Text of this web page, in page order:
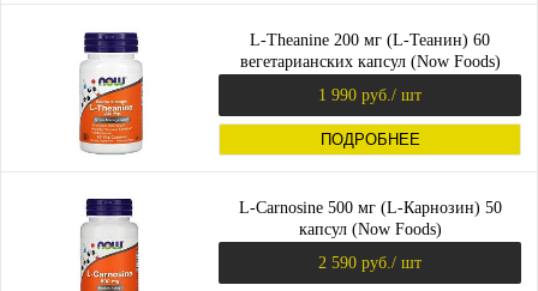
L-Theanine 200 мг (L-Теанин) 60
вегетарианских капсул (Now Foods)
1 990 руб. / шт
ПОДРОБНЕЕ
L-Carnosine 500 мг (L-Карнозин) 50
капсул (Now Foods)
2 590 руб. / шт